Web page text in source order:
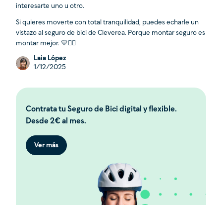
interesarte uno u otro.
Si quieres moverte con total tranquilidad, puedes echarle un
vistazo al seguro de bici de Cleverea. Porque montar seguro es
montar mejor. 💛🚴‍♂️
Laia López
1/12/2025
Contrata tu Seguro de Bici digital y flexible.
Desde 2€ al mes.
Ver más